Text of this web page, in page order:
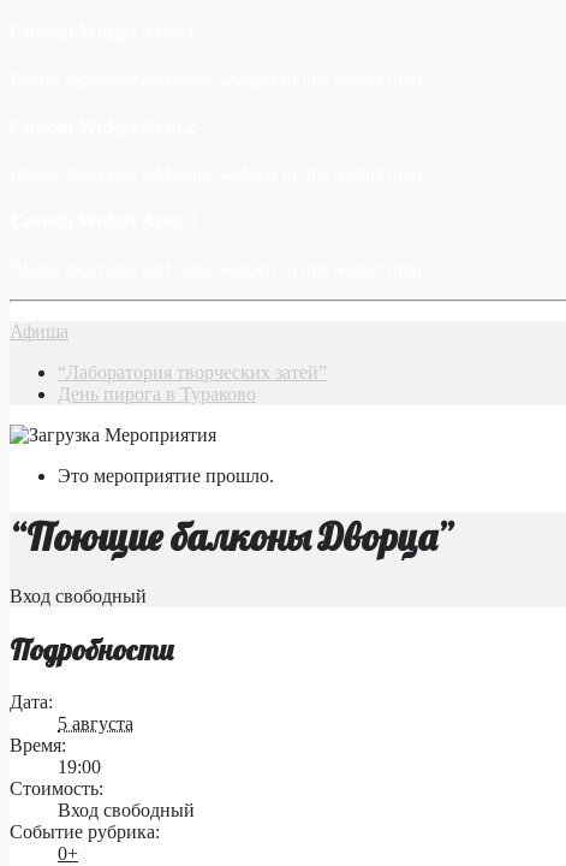
Афиша
“Лаборатория творческих затей”
День пирога в Тураково
Это мероприятие прошло.
“Поющие балконы Дворца”
Вход свободный
Подробности
Дата:
5 августа
Время:
19:00
Стоимость:
Вход свободный
Событие рубрика:
0+